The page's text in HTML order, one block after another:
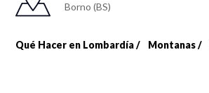
Borno (BS)
Qué Hacer en Lombardía Montanas